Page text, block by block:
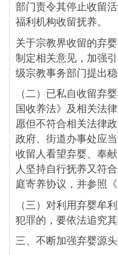
部门责令其停止收留
福利机构收留抚养。
关于宗教界收留的弃
制定相关意见，加强
级宗教事务部门提出
（二）已私自收留弃
国收养法》及相关法
愿但不符合相关法律
政府、街道办事处应
收留人看望弃婴、奉
人坚持自行抚养又符
庭寄养协议，并参照
（三）对利用弃婴牟
犯罪的，要依法追究其
三、不断加强弃婴源